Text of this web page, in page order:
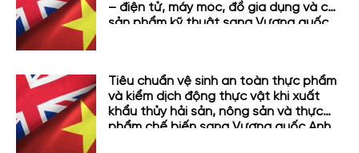
– điện tử, máy móc, đồ gia dụng và các
sản phẩm kỹ thuật sang Vương quốc
Tiêu chuẩn vệ sinh an toàn thực phẩm
và kiểm dịch động thực vật khi xuất
khẩu thủy hải sản, nông sản và thực
phẩm chế biến sang Vương quốc Anh